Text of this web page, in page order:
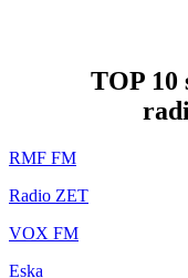
TOP 10
RMF FM
Radio ZET
VOX FM
Eska